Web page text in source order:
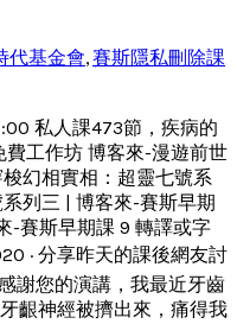
代基金會,賽斯隱私刪除課
私人課473節，疾病的
工作坊 博客來-漫遊前世
幻相實相：超靈七號系
列三 | 博客來-賽斯早期
-賽斯早期課 9 轉譯或字
· 分享昨天的課後網友討
謝您的演講，我最近牙齒
齦神經被擠出來，痛得我